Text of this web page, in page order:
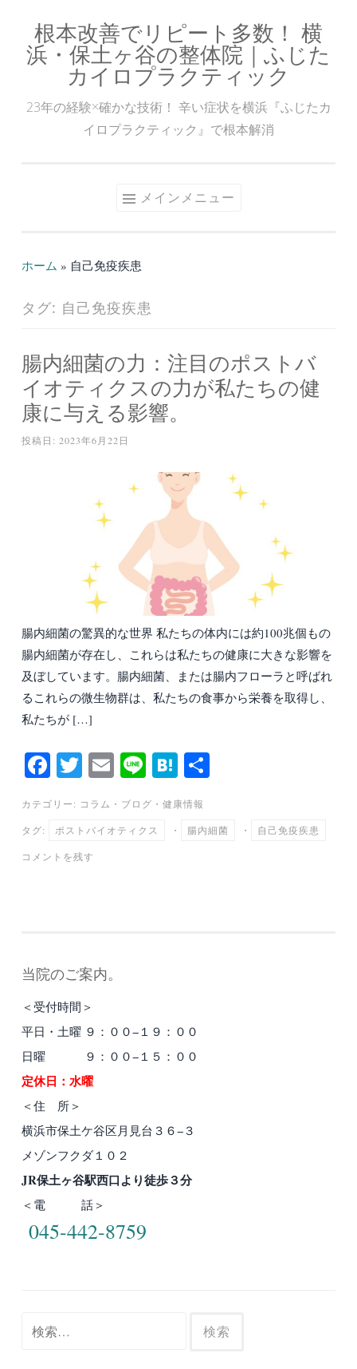
ン
根本改善でリピート多数！ 横
浜・保土ヶ谷の整体院｜ふじた
カイロプラクティック
23年の経験×確かな技術！ 辛い症状を横浜『ふじたカ
イロプラクティック』で根本解消
メインメニュー
ホーム » 自己免疫疾患
タグ: 自己免疫疾患
腸内細菌の力：注目のポストバ
イオティクスの力が私たちの健
康に与える影響。
投稿日: 2023年6月22日
腸内細菌の驚異的な世界 私たちの体内には約100兆個もの
腸内細菌が存在し、これらは私たちの健康に大きな影響を
及ぼしています。腸内細菌、または腸内フローラと呼ばれ
るこれらの微生物群は、私たちの食事から栄養を取得し、
私たちが […]
Fa
ce
bo
ok
T
tte
r
E
m
ail
Li H
at
en
a
カテゴリー: コラム ・ ブログ ・ 健康情報
タグ: ポストバイオティクス ・ 腸内細菌 ・ 自己免疫疾患
コメントを残す
当院のご案内。
＜受付時間＞
平日・土曜 ９：００−１９：００
日曜 ９：００−１５：００
定休日：水曜
＜住 所＞
横浜市保土ケ谷区月見台３６−３
メゾンフクダ１０２
JR保土ヶ谷駅西口より徒歩３分
＜電 話＞
045-442-8759